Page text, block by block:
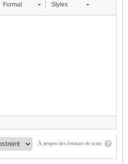
Format Styles
À propos des formats de texte